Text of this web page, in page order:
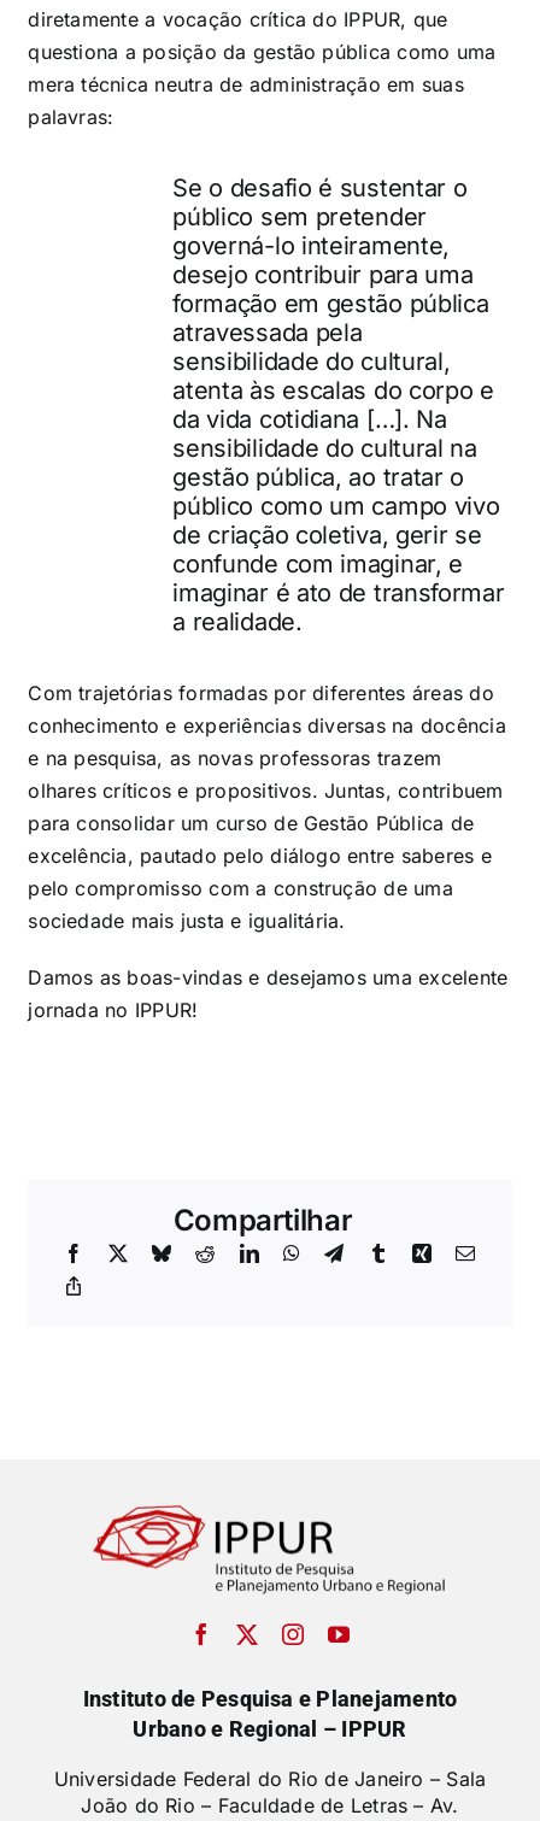
diretamente a vocação crítica do IPPUR, que
questiona a posição da gestão pública como uma
mera técnica neutra de administração em suas
palavras:
Se o desafio é sustentar o
público sem pretender
governá-lo inteiramente,
desejo contribuir para uma
formação em gestão pública
atravessada pela
sensibilidade do cultural,
atenta às escalas do corpo e
da vida cotidiana […]. Na
sensibilidade do cultural na
gestão pública, ao tratar o
público como um campo vivo
de criação coletiva, gerir se
confunde com imaginar, e
imaginar é ato de transformar
a realidade.
Com trajetórias formadas por diferentes áreas do
conhecimento e experiências diversas na docência
e na pesquisa, as novas professoras trazem
olhares críticos e propositivos. Juntas, contribuem
para consolidar um curso de Gestão Pública de
excelência, pautado pelo diálogo entre saberes e
pelo compromisso com a construção de uma
sociedade mais justa e igualitária.
Damos as boas-vindas e desejamos uma excelente
jornada no IPPUR!
Compartilhar
Instituto de Pesquisa e Planejamento
Urbano e Regional – IPPUR
Universidade Federal do Rio de Janeiro – Sala
João do Rio – Faculdade de Letras – Av.